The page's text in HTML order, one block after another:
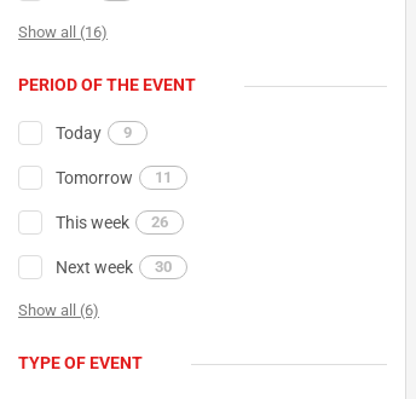
Show all (16)
PERIOD OF THE EVENT
Today 9
Tomorrow 11
This week 26
Next week 30
Show all (6)
TYPE OF EVENT